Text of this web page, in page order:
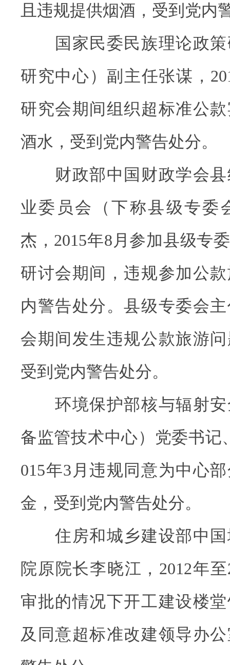
且违规提供烟酒，受到党内
国家民委民族理论政策
研究中心）副主任张谋，
研究会期间组织超标准公
酒水，受到党内警告处分。
财政部中国财政学会县
业委员会（下称县级专委
杰，2015年8月参加县级专
研讨会期间，违规参加公
内警告处分。县级专委会
会期间发生违规公款旅游
受到党内警告处分。
环境保护部核与辐射安
备监管技术中心）党委书记
015年3月违规同意为中心
金，受到党内警告处分。
住房和城乡建设部中国
院原院长李晓江，2012年
审批的情况下开工建设楼
及同意超标准改建领导办